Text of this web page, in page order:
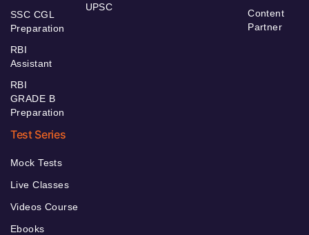
SSC CGL
Preparation
RBI
Assistant
RBI
GRADE B
Preparation
UPSC
Content
Partner
Test Series
Mock Tests
Live Classes
Videos Course
Ebooks